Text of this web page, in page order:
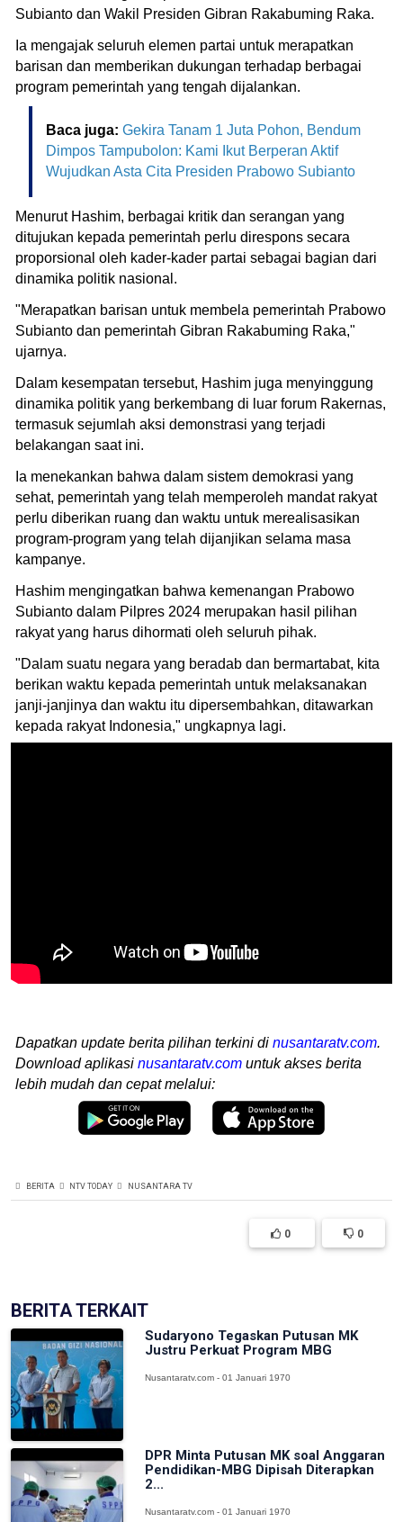
Subianto dan Wakil Presiden Gibran Rakabuming Raka.
Ia mengajak seluruh elemen partai untuk merapatkan
barisan dan memberikan dukungan terhadap berbagai
program pemerintah yang tengah dijalankan.
Baca juga: Gekira Tanam 1 Juta Pohon, Bendum
Dimpos Tampubolon: Kami Ikut Berperan Aktif
Wujudkan Asta Cita Presiden Prabowo Subianto
Menurut Hashim, berbagai kritik dan serangan yang
ditujukan kepada pemerintah perlu direspons secara
proporsional oleh kader-kader partai sebagai bagian dari
dinamika politik nasional.
"Merapatkan barisan untuk membela pemerintah Prabowo
Subianto dan pemerintah Gibran Rakabuming Raka,"
ujarnya.
Dalam kesempatan tersebut, Hashim juga menyinggung
dinamika politik yang berkembang di luar forum Rakernas,
termasuk sejumlah aksi demonstrasi yang terjadi
belakangan saat ini.
Ia menekankan bahwa dalam sistem demokrasi yang
sehat, pemerintah yang telah memperoleh mandat rakyat
perlu diberikan ruang dan waktu untuk merealisasikan
program-program yang telah dijanjikan selama masa
kampanye.
Hashim mengingatkan bahwa kemenangan Prabowo
Subianto dalam Pilpres 2024 merupakan hasil pilihan
rakyat yang harus dihormati oleh seluruh pihak.
"Dalam suatu negara yang beradab dan bermartabat, kita
berikan waktu kepada pemerintah untuk melaksanakan
janji-janjinya dan waktu itu dipersembahkan, ditawarkan
kepada rakyat Indonesia," ungkapnya lagi.
Dapatkan update berita pilihan terkini di nusantaratv.com.
Download aplikasi nusantaratv.com untuk akses berita
lebih mudah dan cepat melalui:
BERITA NTV TODAY NUSANTARA TV
0 0
BERITA TERKAIT
Sudaryono Tegaskan Putusan MK
Justru Perkuat Program MBG
Nusantaratv.com - 01 Januari 1970
DPR Minta Putusan MK soal Anggaran
Pendidikan-MBG Dipisah Diterapkan
2...
Nusantaratv.com - 01 Januari 1970